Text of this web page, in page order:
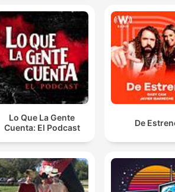
Lo Que La Gente
Cuenta: El Podcast
De